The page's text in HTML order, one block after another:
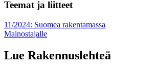
Teemat ja liitteet
11/2024: Suomea rakentamassa
Mainostajalle
Lue Rakennuslehteä